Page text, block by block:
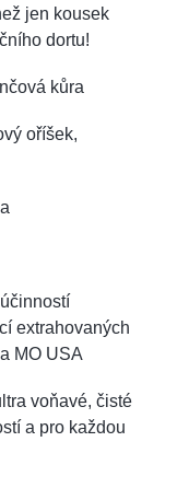
jen kousek
dortu!
kůra
oříšek,
extrahovaných
MO USA
voňavé, čisté
a pro každou